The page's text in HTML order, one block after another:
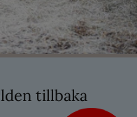
tillbaka